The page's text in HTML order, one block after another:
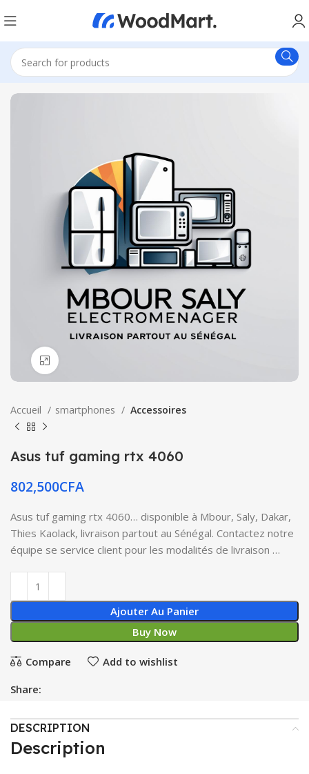
Accueil smartphones Accessoires
Asus tuf gaming rtx 4060
802,500CFA
Asus tuf gaming rtx 4060… disponible à Mbour, Saly, Dakar,
Thies Kaolack, livraison partout au Sénégal. Contactez notre
équipe se service client pour les modalités de livraison …
Ajouter Au Panier
Buy Now
Compare Add to wishlist
Share:
DESCRIPTION
Description